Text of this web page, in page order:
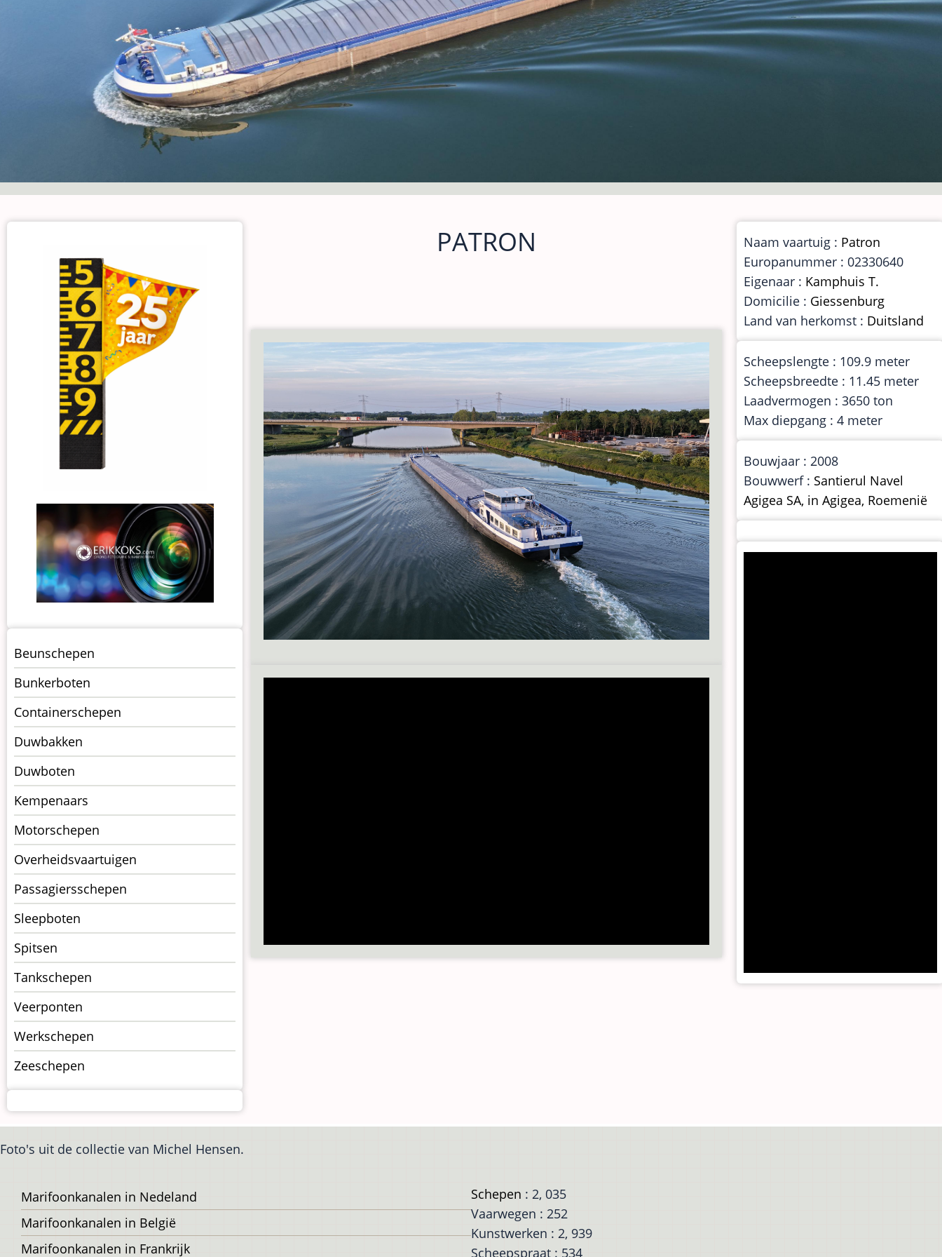
PATRON
Menu
Schepen
Beunschepen
Bunkerboten
Containerschepen
Duwbakken
Duwboten
Kempenaars
Motorschepen
Overheidsvaartuigen
Passagiersschepen
Sleepboten
Spitsen
Tankschepen
Veerponten
Werkschepen
Zeeschepen
Naam vaartuig : Patron
Europanummer : 02330640
Eigenaar : Kamphuis T.
Domicilie : Giessenburg
Land van herkomst : Duitsland
Scheepslengte : 109.9 meter
Scheepsbreedte : 11.45 meter
Laadvermogen : 3650 ton
Max diepgang : 4 meter
Bouwjaar : 2008
Bouwwerf : Santierul Navel
Agigea SA, in Agigea, Roemenië
Foto's uit de collectie van Michel Hensen.
Voet
Marifoonkanalen in Nedeland
Marifoonkanalen in België
Marifoonkanalen in Frankrijk
Schepen : 2, 035
Vaarwegen : 252
Kunstwerken : 2, 939
Scheepspraat : 534